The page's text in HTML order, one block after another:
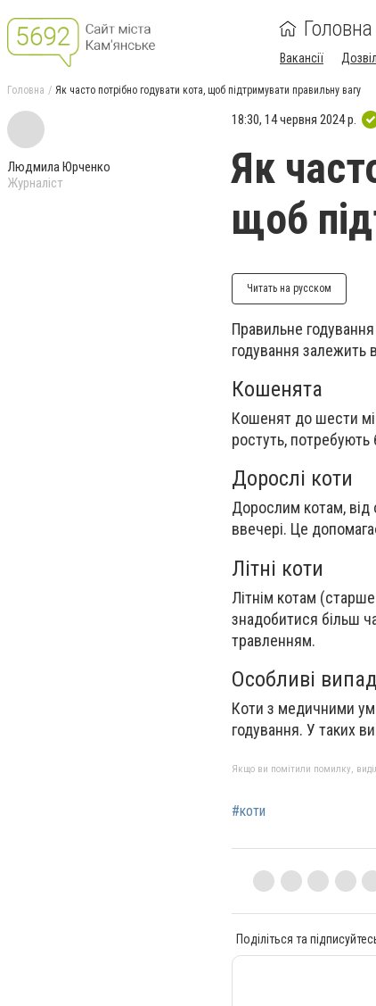
Головна
Вакансії
Головна Як часто потрібно годувати кота, щоб підтримувати правильну вагу
Людмила Юрченко
Журналіст
18:30, 14 червня 2024 р.
Як
щоб
Читать на русском
Правильне
годування залежить
Кошенята
Кошенят до шести
ростуть, потребують
Дорослі коти
Дорослим котам, від
ввечері. Це
Літні коти
Літнім котам
знадобитися більш
травленням.
Особливі
Коти з медичними
годування. У таких
Якщо ви помітили помилку,
#коти
Поділіться та